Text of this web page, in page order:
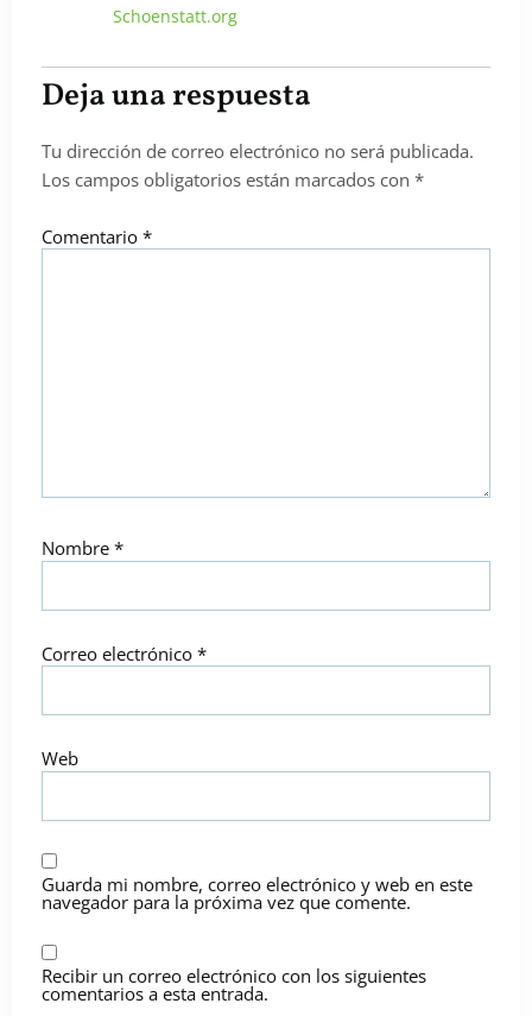
Schoenstatt.org
Deja una respuesta
Tu dirección de correo electrónico no será publicada.
Los campos obligatorios están marcados con *
Comentario *
Nombre *
Correo electrónico *
Web
Guarda mi nombre, correo electrónico y web en este
navegador para la próxima vez que comente.
Recibir un correo electrónico con los siguientes
comentarios a esta entrada.